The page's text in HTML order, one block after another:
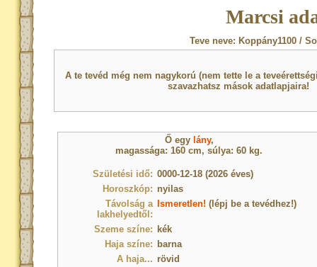
Marcsi
Teve neve: Koppány1100 /
A te tevéd még nem nagykorú (nem tette le a
szavazhatsz mások adatlapjaira!
Ő egy lány,
magassága: 160 cm, súlya: 60 kg.
Születési idő: 0000-12-18 (2026 éves)
Horoszkóp: nyilas
Távolság a
lakhelyedtől:
Ismeretlen! (lépj be a tevédhez!)
Szeme színe: kék
Haja színe: barna
A haja... rövid